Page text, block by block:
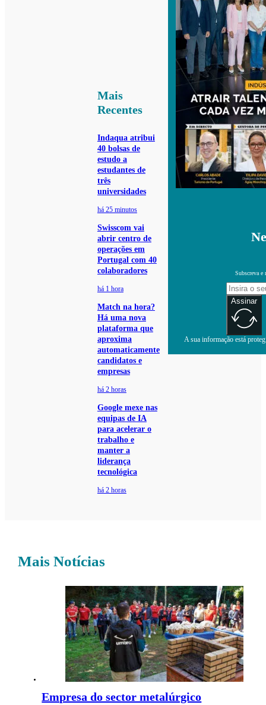
Mais
Recentes
Indaqua atribui
40 bolsas de
estudo a
estudantes de
três
universidades
há 25 minutos
Swisscom vai
abrir centro de
operações em
Portugal com 40
colaboradores
há 1 hora
Match na hora?
Há uma nova
plataforma que
aproxima
automaticamente
candidatos e
empresas
há 2 horas
Google mexe nas
equipas de IA
para acelerar o
trabalho e
manter a
liderança
tecnológica
há 2 horas
Subscreva e
Assinar
A sua informação está
Mais Notícias
Empresa do sector metalúrgico